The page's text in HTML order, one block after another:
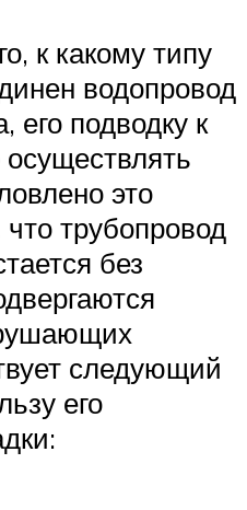
к какому типу
водопровод
его подводку к
это
трубопровод
без
следующий
его